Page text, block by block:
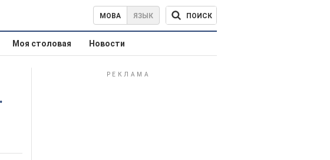
МОВА ЯЗЫК ПОИСК
Моя столовая Новости